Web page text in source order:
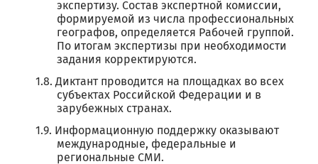
экспертизу. Состав экспертной комиссии,
формируемой из числа профессиональных
географов, определяется Рабочей группой.
По итогам экспертизы при необходимости
задания корректируются.
Диктант проводится на площадках во всех
субъектах Российской Федерации и в
зарубежных странах.
Информационную поддержку оказывают
международные, федеральные и
региональные СМИ.